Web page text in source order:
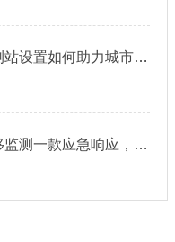
gnss位移监测站设置如何助力城市建设安全
gnss地表位移监测一款应急响应，耳听八方的GNSS位移监测站